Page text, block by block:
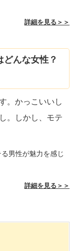
詳細を見る＞＞
んな女性？
。かっこいいし
。しかし、モテ
る男性が魅力を感じ
詳細を見る＞＞